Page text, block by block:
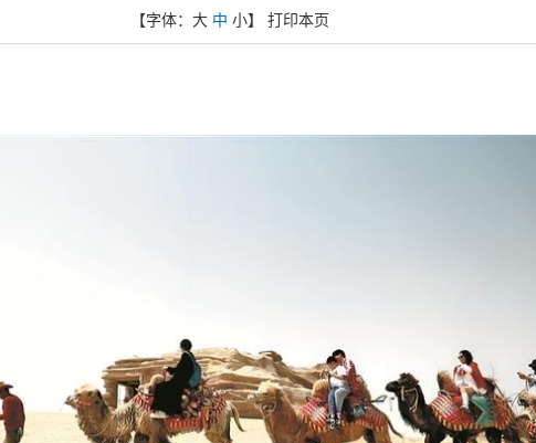
【字体： 大 中 小】 打印本页